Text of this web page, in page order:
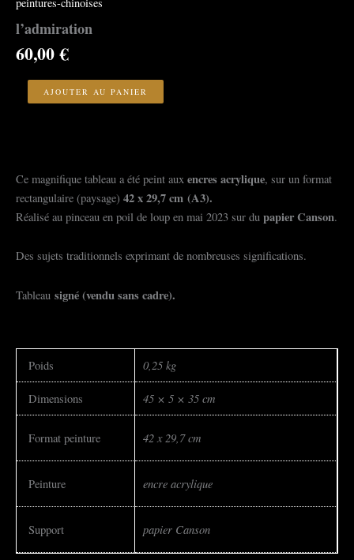
l’admiration
60,00€
l'admiration
AJOUTER AU PANIER
Ce magnifique tableau a été peint aux encres acrylique, sur un format
rectangulaire (paysage) 42 x 29,7 cm (A3).
Réalisé au pinceau en poil de loup en mai 2023 sur du papier Canson.
Des sujets traditionnels exprimant de nombreuses significations.
Tableau signé (vendu sans cadre).
Poids 0,25 kg
Dimensions 45 × 5 × 35 cm
Format peinture 42 x 29,7 cm
Peinture encre acrylique
Support papier Canson